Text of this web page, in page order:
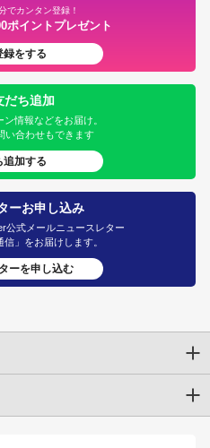
でカンタン登録！
ポイントプレゼント
録をする
だち追加
情報などをお届け。
い合わせもできます
追加する
ーお申し込み
公式メールニュースレター
信」をお届けします。
ーを申し込む